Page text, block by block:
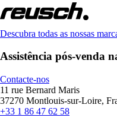
Descubra todas as nossas
Assistência pós-venda
Contacte-nos
11 rue Bernard Maris
37270 Montlouis-sur-Loire,
+33 1 86 47 62 58